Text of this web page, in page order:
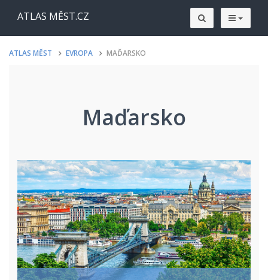
ATLAS MĚST.CZ
ATLAS MĚST EVROPA MAĎARSKO
Maďarsko